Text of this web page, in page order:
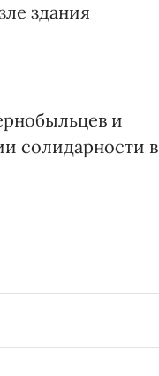
здания
и
солидарности в